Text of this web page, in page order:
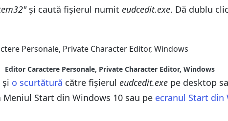
și caută fișierul numit eudcedit.exe. Dă dublu
Editor Caractere Personale, Private Character Editor, Windows
și o scurtătură către fișierul eudcedit.exe pe desktop
Meniul Start din Windows 10 sau pe ecranul Start din